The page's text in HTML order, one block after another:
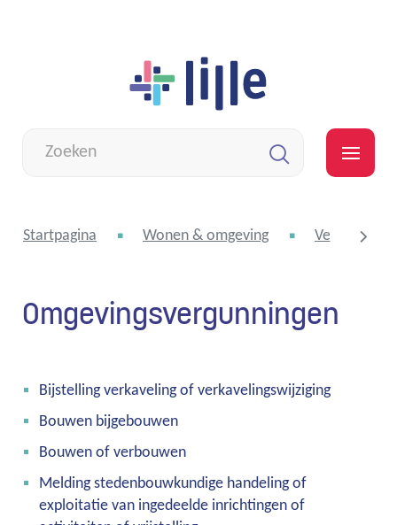
inhoud
zoek
scroll
Startpagina Wonen & omgeving
Omgevingsvergunningen
Thema's
Bijstelling verkaveling of verkavelingswijziging
Bouwen bijgebouwen
Bouwen of verbouwen
Melding stedenbouwkundige handeling of
exploitatie van ingedeelde inrichtingen of